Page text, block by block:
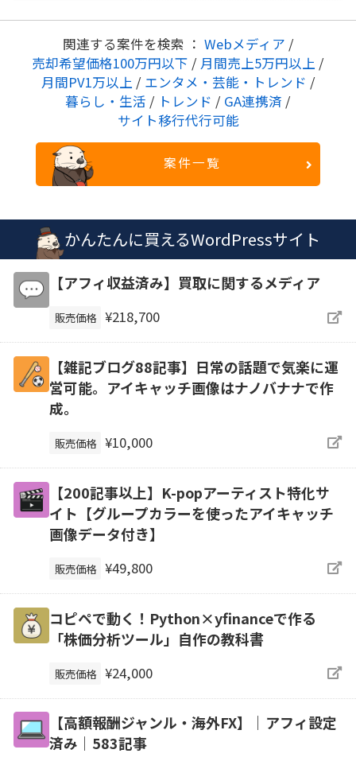
関連する案件を検索 ： Webメディア /
売却希望価格100万円以下 / 月間売上5万円以上 /
月間PV1万以上 / エンタメ・芸能・トレンド /
暮らし・生活 / トレンド / GA連携済 /
サイト移行代行可能
案件一覧
かんたんに買えるWordPressサイト
【アフィ収益済み】買取に関するメディア
販売価格 ¥218,700
【雑記ブログ88記事】日常の話題で気楽に運
営可能。アイキャッチ画像はナノバナナで作
成。
販売価格 ¥10,000
【200記事以上】K-popアーティスト特化サ
イト【グループカラーを使ったアイキャッチ
画像データ付き】
販売価格 ¥49,800
コピペで動く！Python×yfinanceで作る
「株価分析ツール」自作の教科書
販売価格 ¥24,000
【高額報酬ジャンル・海外FX】｜アフィ設定
済み｜583記事